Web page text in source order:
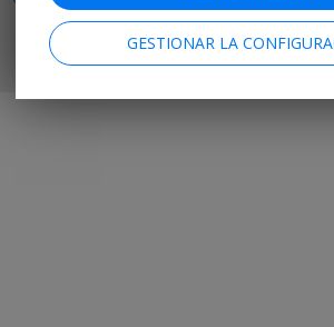
PRENSA
ACCESIBILIDAD
COLABORA
GESTIONAR LA